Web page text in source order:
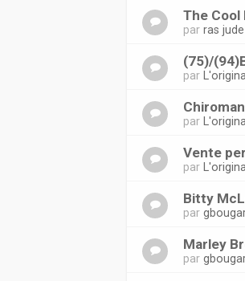
The Cool
parras jude
(75)/
par
par
Vente
par
Bitty
par
Marley
par